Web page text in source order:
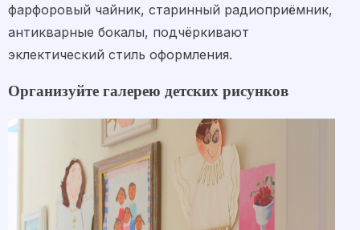
фарфоровый чайник, старинный радиоприёмник,
антикварные бокалы, подчёркивают
эклектический стиль оформления.
Организуйте галерею детских рисунков